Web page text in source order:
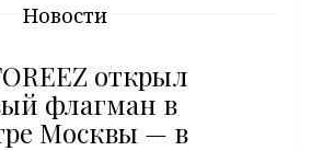
Новости
открыл
флагман в
Москвы — в